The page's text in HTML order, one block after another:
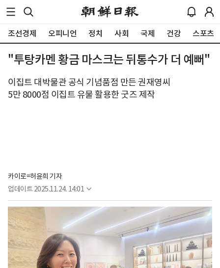
조선경제 오피니언 정치 사회 국제 건강 스포츠
"투탕카멘 황금 마스크는 뒤통수가 더 예뻐"
이집트 대박물관 공식 기념품점 만든 권재영씨
5만 8000점 이집트 유물 활용한 굿즈 제작
카이로=허윤희 기자
업데이트 2025.11.24. 14:01